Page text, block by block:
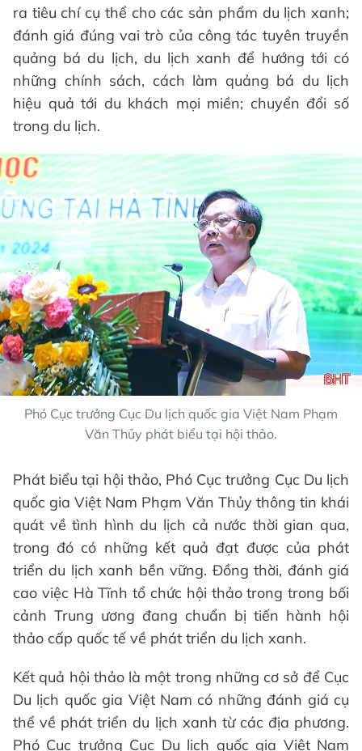
ra tiêu chí cụ thể cho các sản phẩm du lịch xanh;
đánh giá đúng vai trò của công tác tuyên truyền
quảng bá du lịch, du lịch xanh để hướng tới có
những chính sách, cách làm quảng bá du lịch
hiệu quả tới du khách mọi miền; chuyển đổi số
trong du lịch.
Phó Cục trưởng Cục Du lịch quốc gia Việt Nam Phạm
Văn Thủy phát biểu tại hội thảo.
Phát biểu tại hội thảo, Phó Cục trưởng Cục Du lịch
quốc gia Việt Nam Phạm Văn Thủy thông tin khái
quát về tình hình du lịch cả nước thời gian qua,
trong đó có những kết quả đạt được của phát
triển du lịch xanh bền vững. Đồng thời, đánh giá
cao việc Hà Tĩnh tổ chức hội thảo trong trong bối
cảnh Trung ương đang chuẩn bị tiến hành hội
thảo cấp quốc tế về phát triển du lịch xanh.
Kết quả hội thảo là một trong những cơ sở để Cục
Du lịch quốc gia Việt Nam có những đánh giá cụ
thể về phát triển du lịch xanh từ các địa phương.
Phó Cục trưởng Cục Du lịch quốc gia Việt Nam